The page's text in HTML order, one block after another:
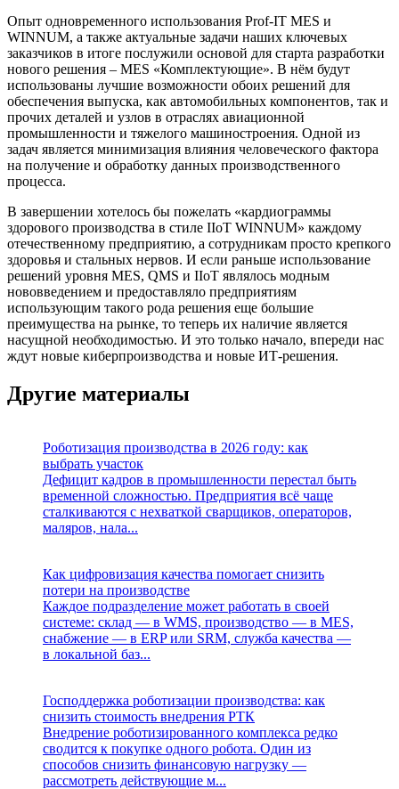
Опыт одновременного использования Prof-IT MES и
WINNUM, а также актуальные задачи наших ключевых
заказчиков в итоге послужили основой для старта разработки
нового решения – MES «Комплектующие». В нём будут
использованы лучшие возможности обоих решений для
обеспечения выпуска, как автомобильных компонентов, так и
прочих деталей и узлов в отраслях авиационной
промышленности и тяжелого машиностроения. Одной из
задач является минимизация влияния человеческого фактора
на получение и обработку данных производственного
процесса.
В завершении хотелось бы пожелать «кардиограммы
здорового производства в стиле IIoT WINNUM» каждому
отечественному предприятию, а сотрудникам просто крепкого
здоровья и стальных нервов. И если раньше использование
решений уровня MES, QMS и IIoT являлось модным
нововведением и предоставляло предприятиям
использующим такого рода решения еще большие
преимущества на рынке, то теперь их наличие является
насущной необходимостью. И это только начало, впереди нас
ждут новые киберпроизводства и новые ИТ-решения.
Другие материалы
Роботизация производства в 2026 году: как
выбрать участок
Дефицит кадров в промышленности перестал быть
временной сложностью. Предприятия всё чаще
сталкиваются с нехваткой сварщиков, операторов,
маляров, нала...
Как цифровизация качества помогает снизить
потери на производстве
Каждое подразделение может работать в своей
системе: склад — в WMS, производство — в MES,
снабжение — в ERP или SRM, служба качества —
в локальной баз...
Господдержка роботизации производства: как
снизить стоимость внедрения РТК
Внедрение роботизированного комплекса редко
сводится к покупке одного робота. Один из
способов снизить финансовую нагрузку —
рассмотреть действующие м...